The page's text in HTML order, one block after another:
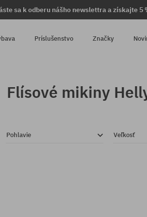
sa k odberu nášho newslettra a získajte 5
Príslušenstvo Značky
Flísové mikiny
Pohlavie Veľkosť